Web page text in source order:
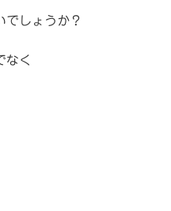
でしょうか？
なく